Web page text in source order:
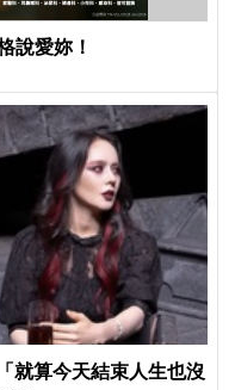
說愛妳！
就算今天結束人生也沒